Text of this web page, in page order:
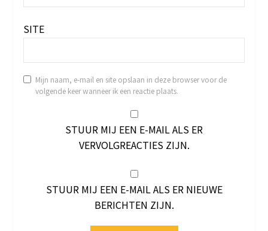
SITE
Mijn naam, e-mail en site opslaan in deze browser voor de
volgende keer wanneer ik een reactie plaats.
STUUR MIJ EEN E-MAIL ALS ER
VERVOLGREACTIES ZIJN.
STUUR MIJ EEN E-MAIL ALS ER NIEUWE
BERICHTEN ZIJN.